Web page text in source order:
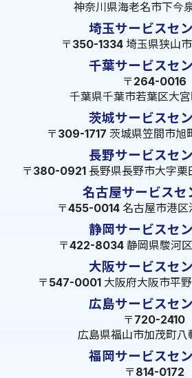
神奈川県海老名市下今
埼玉サービスセ
〒350-1334 埼玉県狭山
千葉サービスセ
〒264-0016
千葉県千葉市若葉区大
茨城サービスセ
〒309-1717 茨城県笠間市
長野サービスセ
〒380-0921 長野県長野市大字栗
名古屋サービスセ
〒455-0014 名古屋市港
静岡サービスセ
〒422-8034 静岡県駿河
大阪サービスセ
〒547-0001 大阪府大阪市平
広島サービスセ
〒720-2410
広島県福山市加茂町
福岡サービスセ
〒814-0172